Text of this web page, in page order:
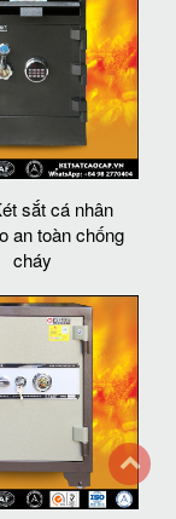
sắt cá nhân
an toàn chống
cháy
back